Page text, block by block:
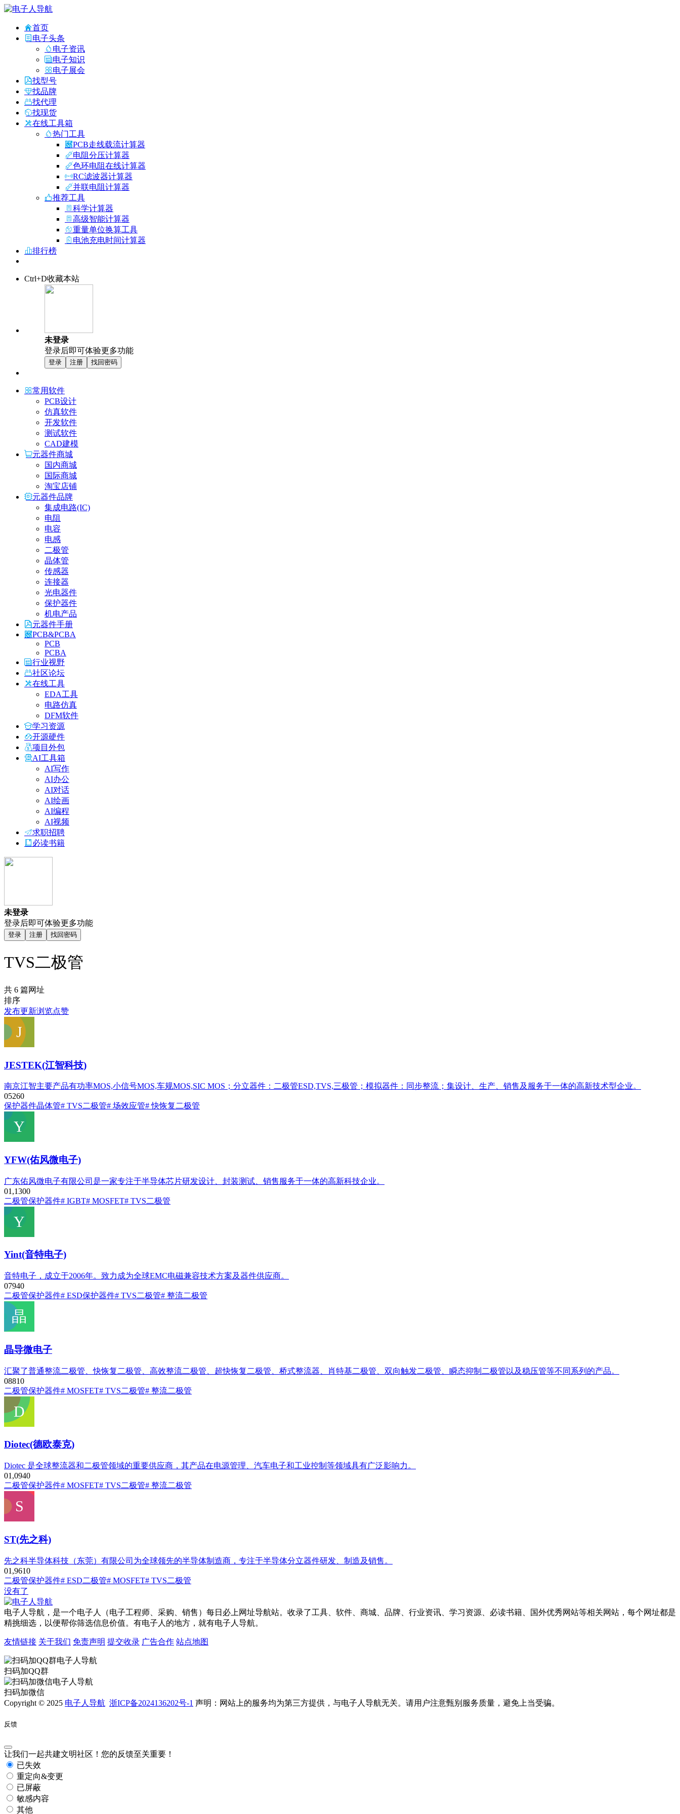
首页
电子头条
电子资讯
电子知识
电子展会
找型号
找品牌
找代理
找现货
在线工具箱
热门工具
PCB走线载流计算器
电阻分压计算器
色环电阻在线计算器
RC滤波器计算器
并联电阻计算器
推荐工具
科学计算器
高级智能计算器
重量单位换算工具
电池充电时间计算器
排行榜
Ctrl+D收藏本站
未登录
登录后即可体验更多功能
登录 注册 找回密码
常用软件
PCB设计
仿真软件
开发软件
测试软件
CAD建模
元器件商城
国内商城
国际商城
淘宝店铺
元器件品牌
集成电路(IC)
电阻
电容
电感
二极管
晶体管
传感器
连接器
光电器件
保护器件
机电产品
元器件手册
PCB&PCBA
PCB
PCBA
行业视野
社区论坛
在线工具
EDA工具
电路仿真
DFM软件
学习资源
开源硬件
项目外包
AI工具箱
AI写作
AI办公
AI对话
AI绘画
AI编程
AI视频
求职招聘
必读书籍
未登录
登录后即可体验更多功能
登录 注册 找回密码
TVS二极管
共 6 篇网址
排序
发布更新浏览点赞
JESTEK(江智科技)
南京江智主要产品有功率MOS,小信号MOS,车规MOS,SIC MOS；分立器件：二极管ESD,TVS,三极管；模拟器件：同步整流；集设计、生产、销售及服务于一体的高新技术型企业。
05260
保护器件晶体管# TVS二极管# 场效应管# 快恢复二极管
YFW(佑风微电子)
广东佑风微电子有限公司是一家专注于半导体芯片研发设计、封装测试、销售服务于一体的高新科技企业。
01,1300
二极管保护器件# IGBT# MOSFET# TVS二极管
Yint(音特电子)
音特电子，成立于2006年。致力成为全球EMC电磁兼容技术方案及器件供应商。
07940
二极管保护器件# ESD保护器件# TVS二极管# 整流二极管
晶导微电子
汇聚了普通整流二极管、快恢复二极管、高效整流二极管、超快恢复二极管、桥式整流器、肖特基二极管、双向触发二极管、瞬态抑制二极管以及稳压管等不同系列的产品。
08810
二极管保护器件# MOSFET# TVS二极管# 整流二极管
Diotec(德欧泰克)
Diotec 是全球整流器和二极管领域的重要供应商，其产品在电源管理、汽车电子和工业控制等领域具有广泛影响力。
01,0940
二极管保护器件# MOSFET# TVS二极管# 整流二极管
ST(先之科)
先之科半导体科技（东莞）有限公司为全球领先的半导体制造商，专注于半导体分立器件研发、制造及销售。
01,9610
二极管保护器件# ESD二极管# MOSFET# TVS二极管
没有了
电子人导航，是一个电子人（电子工程师、采购、销售）每日必上网址导航站。收录了工具、软件、商城、品牌、行业资讯、学习资源、必读书籍、国外优秀网站等相关网站，每个网址都是
精挑细选，以便帮你筛选信息价值。有电子人的地方，就有电子人导航。
友情链接 关于我们 免责声明 提交收录 广告合作 站点地图
扫码加QQ群
扫码加微信
Copyright © 2025 电子人导航 浙ICP备2024136202号-1 声明：网站上的服务均为第三方提供，与电子人导航无关。请用户注意甄别服务质量，避免上当受骗。
反馈
让我们一起共建文明社区！您的反馈至关重要！
已失效
重定向&变更
已屏蔽
敏感内容
其他